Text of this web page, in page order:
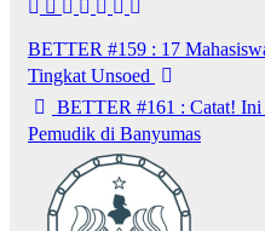
BETTER #159 : 17
Tingkat Unsoed
BETTER #161 : Catat!
Pemudik di Banyumas